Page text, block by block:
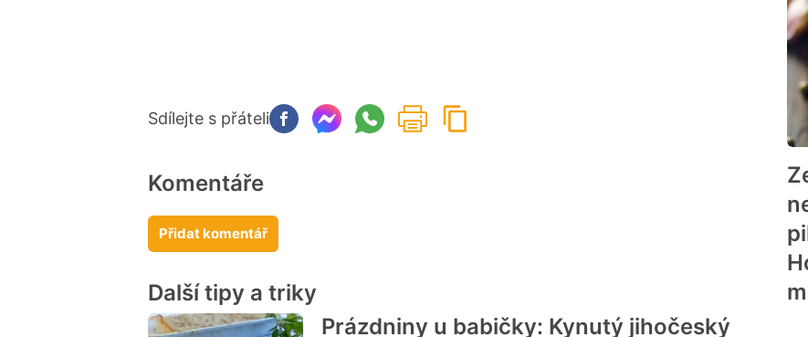
Sdílejte s přáteli
Komentáře
Přidat komentář
Další tipy a triky
Prázdniny u babičky: Kynutý jihočeský